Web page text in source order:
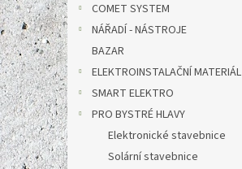
COMET SYSTEM
NÁŘADÍ - NÁSTROJE
BAZAR
ELEKTROINSTALAČNÍ MATERIÁL
SMART ELEKTRO
PRO BYSTRÉ HLAVY
Elektronické stavebnice
Solární stavebnice